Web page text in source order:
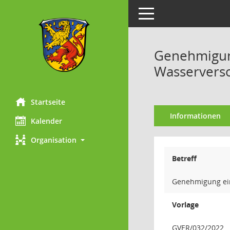
Startseite
Kalender
Organisation
Toggle navigation
Informationen
Betreff
Genehmigung
Vorlage
GVER/032/2022